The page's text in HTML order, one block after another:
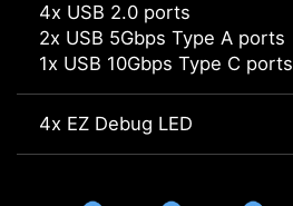
4x USB 2.0 ports
2x USB 5Gbps Type A ports
1x USB 10Gbps Type C ports
4x EZ Debug LED